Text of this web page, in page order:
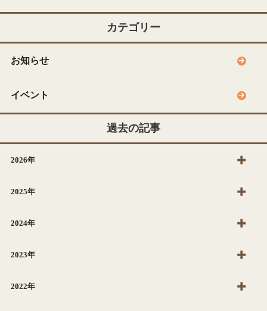
カテゴリー
お知らせ
イベント
過去の記事
2026年
2025年
2024年
2023年
2022年